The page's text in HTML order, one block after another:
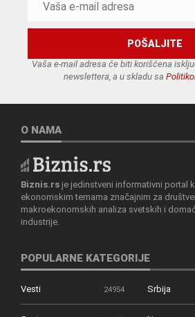
Vaša e-mail adresa će biti korišćena
newslettera, a u skladu sa
O NAMA
Biznis.rs je jedinstveni informativni portal
ekonomskim temama značajnim za
makroekonomskih analiza svetskih i
industrije.
POPULARNE KATEGORIJE
Vesti 24954 Srbija